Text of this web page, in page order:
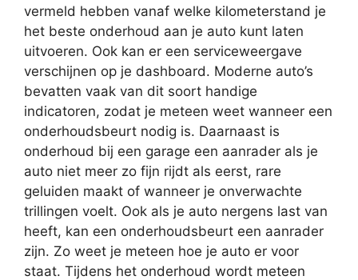
vermeld hebben vanaf welke kilometerstand je
het beste onderhoud aan je auto kunt laten
uitvoeren. Ook kan er een serviceweergave
verschijnen op je dashboard. Moderne auto’s
bevatten vaak van dit soort handige
indicatoren, zodat je meteen weet wanneer een
onderhoudsbeurt nodig is. Daarnaast is
onderhoud bij een garage een aanrader als je
auto niet meer zo fijn rijdt als eerst, rare
geluiden maakt of wanneer je onverwachte
trillingen voelt. Ook als je auto nergens last van
heeft, kan een onderhoudsbeurt een aanrader
zijn. Zo weet je meteen hoe je auto er voor
staat. Tijdens het onderhoud wordt meteen